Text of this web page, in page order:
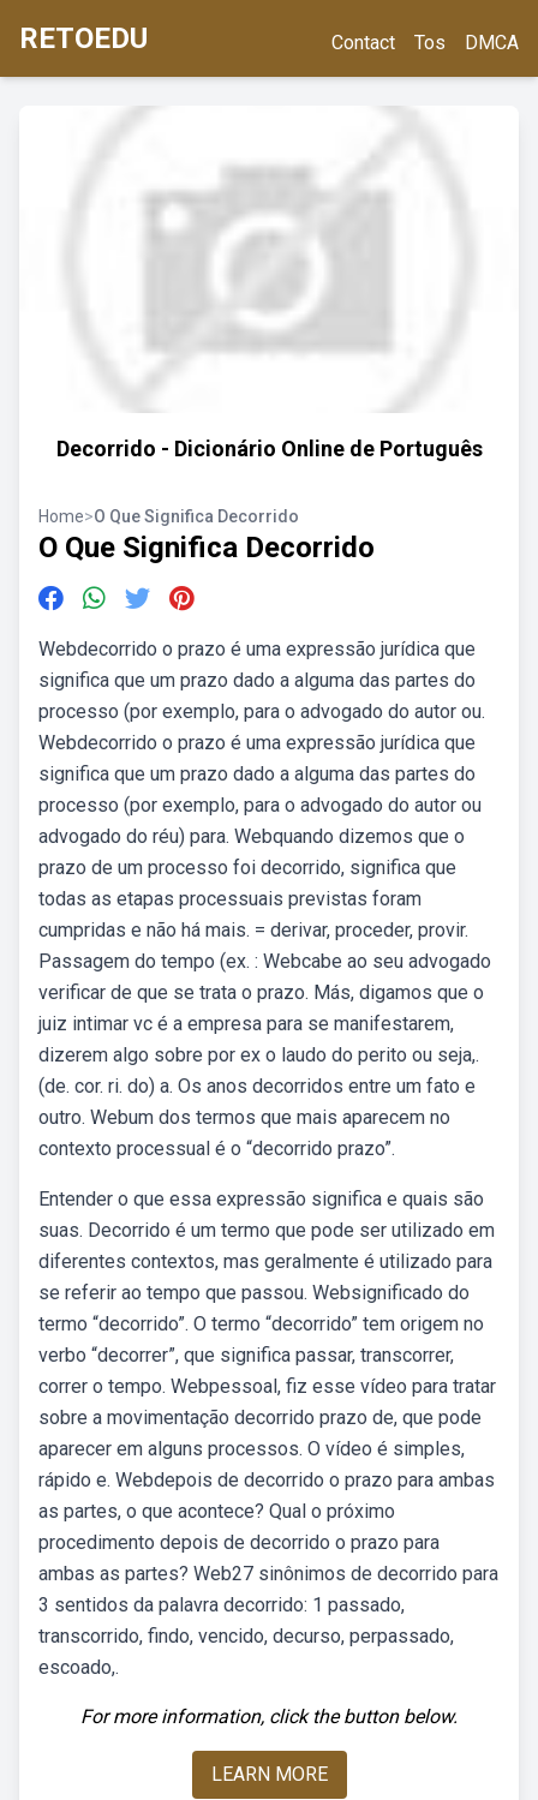
RETOEDU Contact Tos DMCA
Decorrido - Dicionário Online de Português
Home>O Que Significa Decorrido
O Que Significa Decorrido
Webdecorrido o prazo é uma expressão jurídica que
significa que um prazo dado a alguma das partes do
processo (por exemplo, para o advogado do autor ou.
Webdecorrido o prazo é uma expressão jurídica que
significa que um prazo dado a alguma das partes do
processo (por exemplo, para o advogado do autor ou
advogado do réu) para. Webquando dizemos que o
prazo de um processo foi decorrido, significa que
todas as etapas processuais previstas foram
cumpridas e não há mais. = derivar, proceder, provir.
Passagem do tempo (ex. : Webcabe ao seu advogado
verificar de que se trata o prazo. Más, digamos que o
juiz intimar vc é a empresa para se manifestarem,
dizerem algo sobre por ex o laudo do perito ou seja,.
(de. cor. ri. do) a. Os anos decorridos entre um fato e
outro. Webum dos termos que mais aparecem no
contexto processual é o “decorrido prazo”.
Entender o que essa expressão significa e quais são
suas. Decorrido é um termo que pode ser utilizado em
diferentes contextos, mas geralmente é utilizado para
se referir ao tempo que passou. Websignificado do
termo “decorrido”. O termo “decorrido” tem origem no
verbo “decorrer”, que significa passar, transcorrer,
correr o tempo. Webpessoal, fiz esse vídeo para tratar
sobre a movimentação decorrido prazo de, que pode
aparecer em alguns processos. O vídeo é simples,
rápido e. Webdepois de decorrido o prazo para ambas
as partes, o que acontece? Qual o próximo
procedimento depois de decorrido o prazo para
ambas as partes? Web27 sinônimos de decorrido para
3 sentidos da palavra decorrido: 1 passado,
transcorrido, findo, vencido, decurso, perpassado,
escoado,.
For more information, click the button below.
LEARN MORE